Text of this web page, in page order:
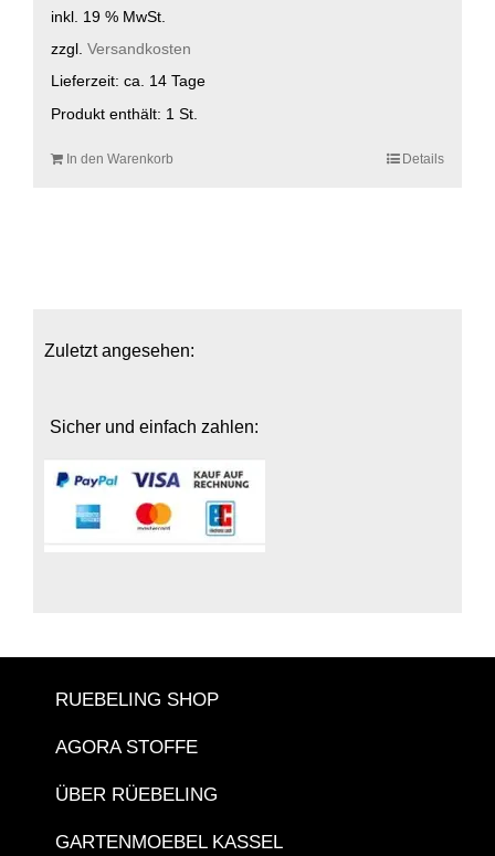
inkl. 19 % MwSt.
zzgl. Versandkosten
Lieferzeit: ca. 14 Tage
Produkt enthält: 1 St.
In den Warenkorb Details
Zuletzt angesehen:
Sicher und einfach zahlen:
RUEBELING SHOP
AGORA STOFFE
ÜBER RÜEBELING
GARTENMOEBEL KASSEL